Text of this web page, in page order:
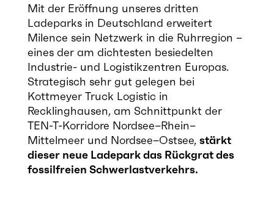
Mit der Eröffnung unseres dritten
Ladeparks in Deutschland erweitert
Milence sein Netzwerk in die Ruhrregion –
eines der am dichtesten besiedelten
Industrie- und Logistikzentren Europas.
Strategisch sehr gut gelegen bei
KottmeyerTruck Logistic in
Recklinghausen, am Schnittpunkt der
TEN-T-Korridore Nordsee–Rhein–
Mittelmeer und Nordsee–Ostsee, stärkt
dieser neue Ladeparkdas Rückgrat des
fossilfreien Schwerlastverkehrs.